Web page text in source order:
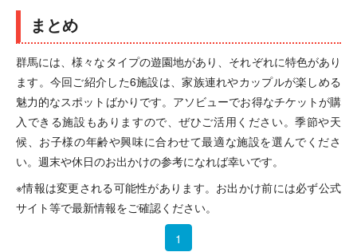
まとめ
群馬には、様々なタイプの遊園地があり、それぞれに特色があり
ます。今回ご紹介した6施設は、家族連れやカップルが楽しめる
魅力的なスポットばかりです。アソビューでお得なチケットが購
入できる施設もありますので、ぜひご活用ください。季節や天
候、お子様の年齢や興味に合わせて最適な施設を選んでくださ
い。週末や休日のお出かけの参考になれば幸いです。
※情報は変更される可能性があります。お出かけ前には必ず公式
サイト等で最新情報をご確認ください。
1